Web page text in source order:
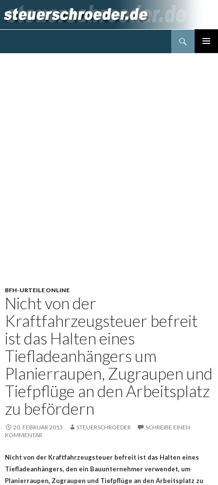
BFH-URTEILE ONLINE
Nicht von der
Kraftfahrzeugsteuer befreit
ist das Halten eines
Tiefladeanhängers um
Planierraupen, Zugraupen und
Tiefpflüge an den Arbeitsplatz
zu befördern
20. FEBRUAR 2013 STEUERSCHROEDER
SCHREIBE EINEN
KOMMENTAR
Nicht von der Kraftfahrzeugsteuer befreit ist das Halten eines
Tiefladeanhängers, den ein Bauunternehmer verwendet, um
Planierraupen, Zugraupen und Tiefpflüge an den Arbeitsplatz zu